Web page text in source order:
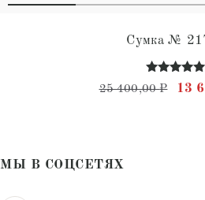
Сумка №
Оценка
4.82
25 400,00₽ 13
МЫ В СОЦСЕТЯХ